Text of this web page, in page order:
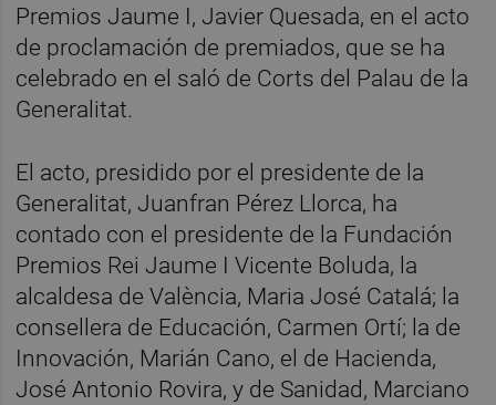
Premios Jaume I, Javier Quesada, en el acto
de proclamación de premiados, que se ha
celebrado en el saló de Corts del Palau de la
Generalitat.
El acto, presidido por el presidente de la
Generalitat, Juanfran Pérez Llorca, ha
contado con el presidente de la Fundación
Premios Rei Jaume I Vicente Boluda, la
alcaldesa de València, Maria José Catalá; la
consellera de Educación, Carmen Ortí; la de
Innovación, Marián Cano, el de Hacienda,
José Antonio Rovira, y de Sanidad, Marciano